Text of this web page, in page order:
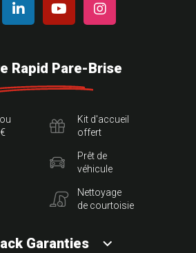
Rapid Pare-Brise
Kit d'accueil
offert
Prêt de
véhicule
Nettoyage
de courtoisie
Garanties